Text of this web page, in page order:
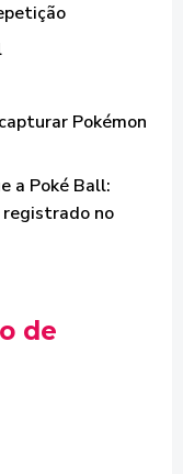
Pokémon
a Poké Ball:
registrado no
de